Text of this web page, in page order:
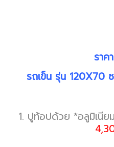
ราค
รถเข็น รุ่น 120X70
1. ปูท้อปด้วย *อลูมิเนี